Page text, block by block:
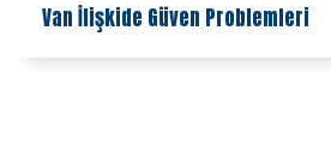
Van İlişkide Güven Problemleri